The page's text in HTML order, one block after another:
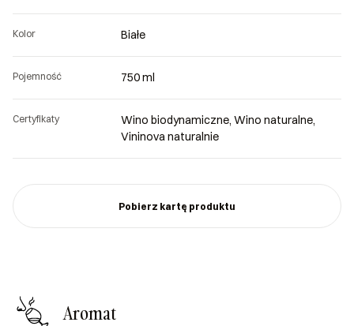
Aromat
Kolor Białe
Pojemność 750 ml
Certyfikaty
Wino biodynamiczne, Wino naturalne,
Vininova naturalnie
Pobierz kartę produktu